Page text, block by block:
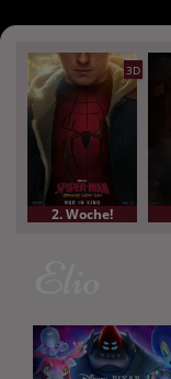
3D
2. Woche!